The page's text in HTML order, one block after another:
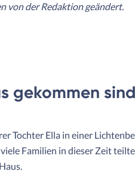
von der Redaktion geändert.
gekommen sind
Tochter Ella in einer
Familien in dieser Zeit